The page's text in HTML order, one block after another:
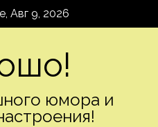
Авг 9, 2026
юмора и